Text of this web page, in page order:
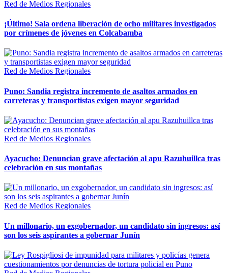
Red de Medios Regionales
¡Último! Sala ordena liberación de ocho militares investigados
por crímenes de jóvenes en Colcabamba
Red de Medios Regionales
Puno: Sandia registra incremento de asaltos armados en
carreteras y transportistas exigen mayor seguridad
Red de Medios Regionales
Ayacucho: Denuncian grave afectación al apu Razuhuillca tras
celebración en sus montañas
Red de Medios Regionales
Un millonario, un exgobernador, un candidato sin ingresos: así
son los seis aspirantes a gobernar Junín